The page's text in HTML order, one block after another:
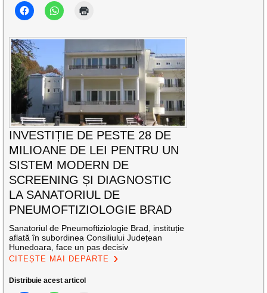
INVESTIȚIE DE PESTE 28 DE
MILIOANE DE LEI PENTRU UN
SISTEM MODERN DE
SCREENING ȘI DIAGNOSTIC
LA SANATORIUL DE
PNEUMOFTIZIOLOGIE BRAD
Sanatoriul de Pneumoftiziologie Brad, instituție
aflată în subordinea Consiliului Județean
Hunedoara, face un pas decisiv
CITEȘTE MAI DEPARTE
Distribuie acest articol